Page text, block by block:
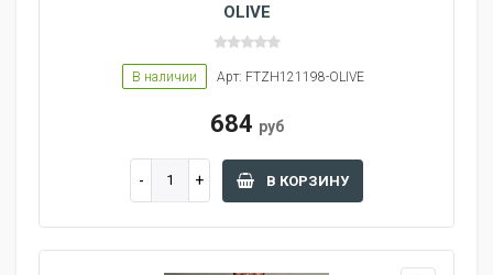
OLIVE
В наличии Арт: FTZH121198-OLIVE
684 руб
В КОРЗИНУ